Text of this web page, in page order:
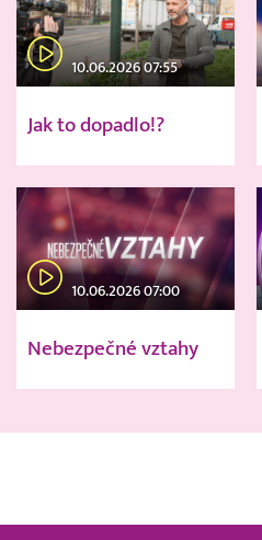
10.06.2026 07:55
Jak to dopadlo!?
10.06.2026 07:00
Nebezpečné vztahy